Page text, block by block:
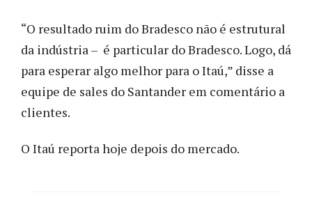
“O resultado ruim do Bradesco não é estrutural
da indústria – é particular do Bradesco. Logo, dá
para esperar algo melhor para o Itaú,” disse a
equipe de sales do Santander em comentário a
clientes.
O Itaú reporta hoje depois do mercado.